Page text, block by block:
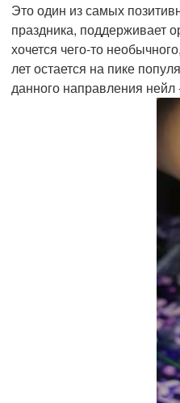
Это один из самых
праздника, поддерживает
хочется чего-то
лет остается на пике
данного направления нейл